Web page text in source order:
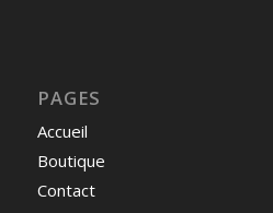
PAGES
Accueil
Boutique
Contact